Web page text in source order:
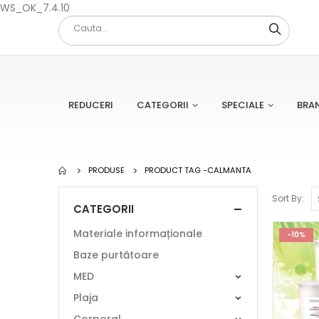
WS_OK_7.4.10
REDUCERI CATEGORII SPECIALE
PRODUSE PRODUCT TAG -CALMANTA
Sort By:
-10%
CATEGORII
Materiale informaționale
Baze purtătoare
MED
Plaja